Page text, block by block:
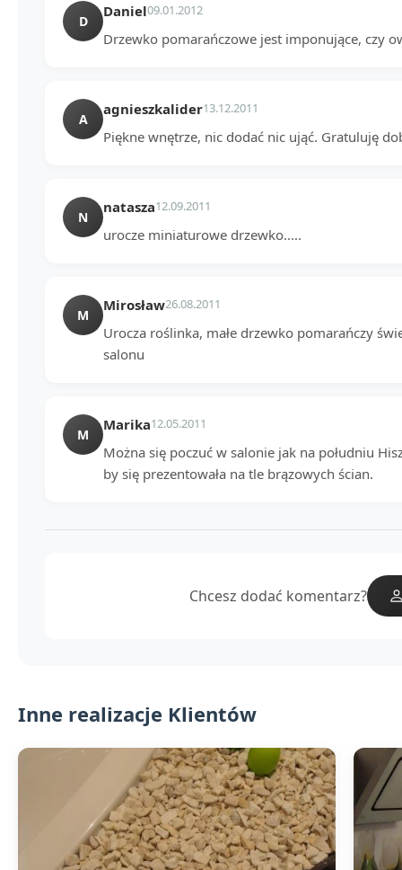
D
Daniel09.01.2012
Drzewko pomarańczowe jest imponujące, czy
A
agnieszkalider13.12.2011
Piękne wnętrze, nic dodać nic ująć. Gratuluję
N
natasza12.09.2011
urocze miniaturowe drzewko.....
M
Mirosław26.08.2011
Urocza roślinka, małe drzewko pomarańczy
salonu
M
Marika12.05.2011
Można się poczuć w salonie jak na południu
by się prezentowała na tle brązowych ścian.
Chcesz dodać komentarz?
Inne realizacje Klientów